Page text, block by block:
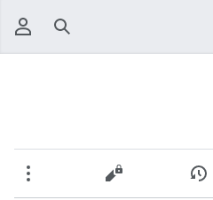
جستجو
نمایش تاریخچهنمایش مبدأ